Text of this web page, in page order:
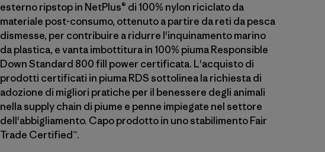
esterno ripstop in NetPlus® di 100% nylon riciclato da
materiale post-consumo, ottenuto a partire da reti da pesca
dismesse, per contribuire a ridurre l'inquinamento marino
da plastica, e vanta imbottitura in 100% piuma Responsible
Down Standard 800 fill power certificata. L'acquisto di
prodotti certificati in piuma RDS sottolinea la richiesta di
adozione di migliori pratiche per il benessere degli animali
nella supply chain di piume e penne impiegate nel settore
dell'abbigliamento. Capo prodotto in uno stabilimento Fair
Trade Certified™.